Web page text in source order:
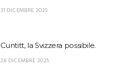
31 DICEMBRE 2025
Cuntitt, la Svizzera possibile.
28 DICEMBRE 2025